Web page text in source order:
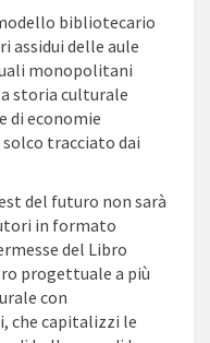
bibliotecario
assidui delle aule
monopolitani
storia culturale
di economie
tracciato dai
del futuro non sarà
in formato
del Libro
progettuale a più
con
che capitalizzi le